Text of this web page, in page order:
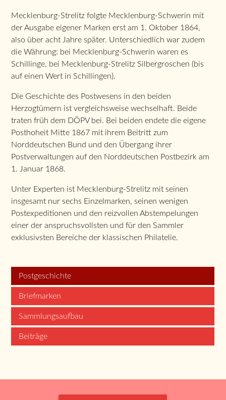
Mecklenburg-Strelitz folgte Mecklenburg-Schwerin mit
der Ausgabe eigener Marken erst am 1. Oktober 1864,
also über acht Jahre später. Unterschiedlich war zudem
die Währung: bei Mecklenburg-Schwerin waren es
Schillinge, bei Mecklenburg-Strelitz Silbergroschen (bis
auf einen Wert in Schillingen).
Die Geschichte des Postwesens in den beiden
Herzogtümern ist vergleichsweise wechselhaft. Beide
traten früh dem DÖPV bei. Bei beiden endete die eigene
Posthoheit Mitte 1867 mit ihrem Beitritt zum
Norddeutschen Bund und den Übergang ihrer
Postverwaltungen auf den Norddeutschen Postbezirk am
1. Januar 1868.
Unter Experten ist Mecklenburg-Strelitz mit seinen
insgesamt nur sechs Einzelmarken, seinen wenigen
Postexpeditionen und den reizvollen Abstempelungen
einer der anspruchsvollsten und für den Sammler
exklusivsten Bereiche der klassischen Philatelie.
Postgeschichte
Briefmarken
Sammlungsaufbau
Beiträge